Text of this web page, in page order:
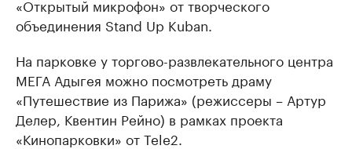
«Открытый микрофон» от творческого
объединения Stand Up Kuban.
На парковке у торгово-развлекательного центра
МЕГА Адыгея можно посмотреть драму
«Путешествие из Парижа» (режиссеры – Артур
Делер, Квентин Рейно) в рамках проекта
«Кинопарковки» от Tele2.